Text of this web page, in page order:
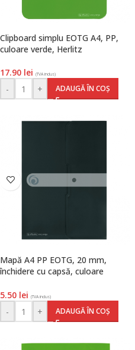
Clipboard simplu EOTG A4, PP,
culoare verde, Herlitz
17.90 lei (TVA inclus)
- + ADAUGĂ ÎN COȘ
Mapă A4 PP EOTG, 20 mm,
închidere cu capsă, culoare
5.50 lei (TVA inclus)
- + ADAUGĂ ÎN COȘ